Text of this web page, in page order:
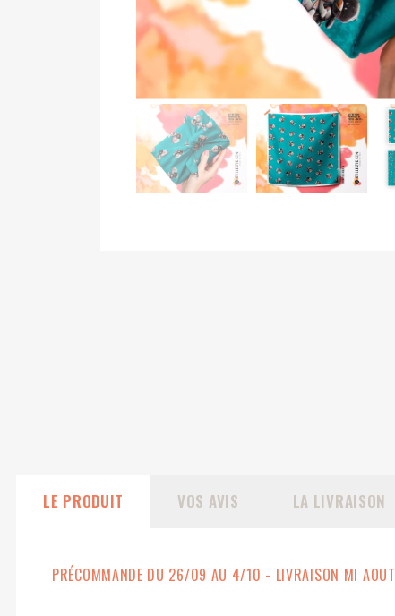
LE PRODUIT VOS AVIS LA LIVRAISON
PRÉCOMMANDE DU 26/09 AU 4/10 - LIVRAISON MI AOUT